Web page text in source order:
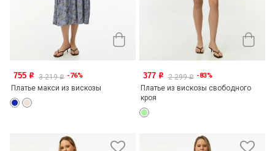
755 o 3 219o -76%
Платье макси из вискозы
377 o 2 299o -83%
Платье из вискозы свободного
кроя